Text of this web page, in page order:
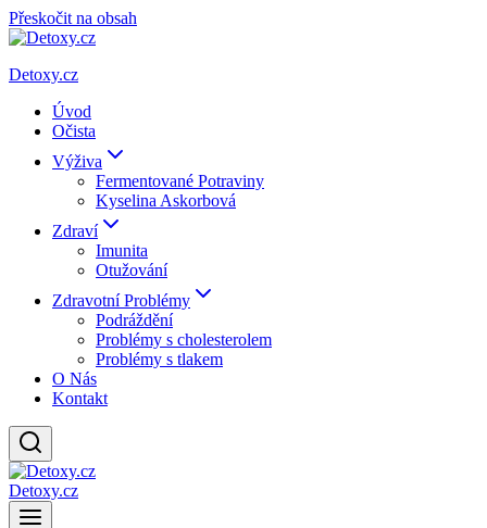
Přeskočit na obsah
Detoxy.cz
Úvod
Očista
Výživa
Fermentované Potraviny
Kyselina Askorbová
Zdraví
Imunita
Otužování
Zdravotní Problémy
Podráždění
Problémy s cholesterolem
Problémy s tlakem
O Nás
Kontakt
Detoxy.cz